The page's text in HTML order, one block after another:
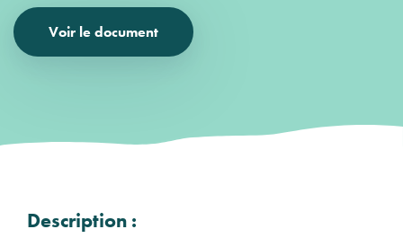
Voir le document
Description :